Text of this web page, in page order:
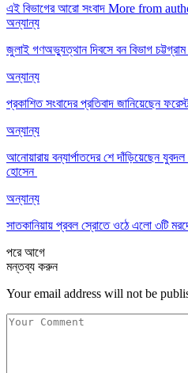
এই বিভাগের আরো সংবাদ More from
অন্যান্য
জুলাই গণঅভ্যুত্থান দিবসে বন বিভাগ চট্টগ্রাম
অন্যান্য
প্রকাশিত সংবাদের প্রতিবাদ জানিয়েছেন
অন্যান্য
আনোয়ারায় বন্যার্পাতদের শে দাঁড়িয়েছেন
হোসেন ‎
অন্যান্য
সাতকানিয়ায় প্রবল স্রোতে ওঠে এলো ৩টি
পরেআগে
মন্তব্য করুন
Your email address will not be